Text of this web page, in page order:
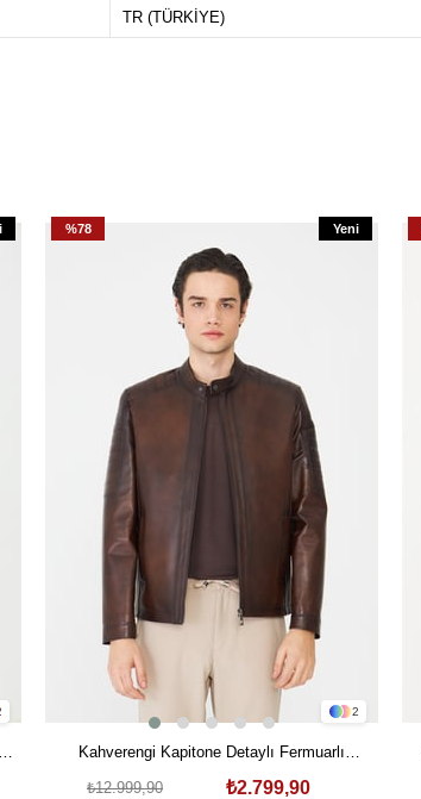
TR (TÜRKİYE)
2
%78
Yeni
Kahverengi Kapitone Detaylı Fermuarlı
Modern Hakiki Deri Ceket
₺2.799,90
₺12.999,90